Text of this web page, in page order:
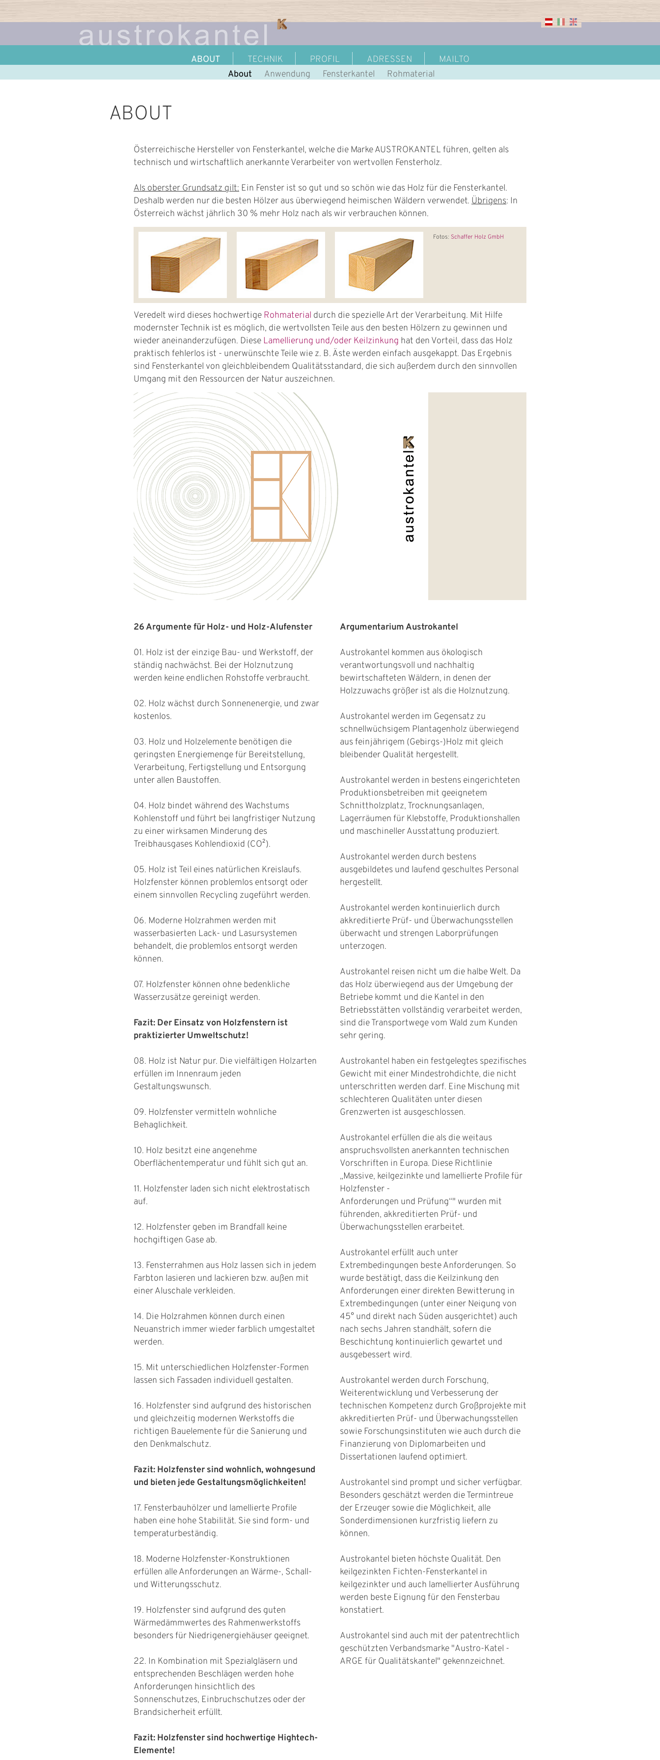
ABOUT TECHNIK PROFIL ADRESSEN
MAILTO
About
Anwendung Fensterkantel Rohmaterial
ABOUT
Österreichische Hersteller von Fensterkantel, welche die Marke AUSTROKANTEL führen, gelten als
technisch und wirtschaftlich anerkannte Verarbeiter von wertvollen Fensterholz.
Als oberster Grundsatz gilt: Ein Fenster ist so gut und so schön wie das Holz für die Fensterkantel.
Deshalb werden nur die besten Hölzer aus überwiegend heimischen Wäldern verwendet. Übrigens: In
Österreich wächst jährlich 30 % mehr Holz nach als wir verbrauchen können.
Fotos: Schaffer Holz GmbH
Veredelt wird dieses hochwertige Rohmaterial durch die spezielle Art der Verarbeitung. Mit Hilfe
modernster Technik ist es möglich, die wertvollsten Teile aus den besten Hölzern zu gewinnen und
wieder aneinanderzufügen. Diese Lamellierung und/oder Keilzinkung hat den Vorteil, dass das Holz
praktisch fehlerlos ist - unerwünschte Teile wie z. B. Äste werden einfach ausgekappt. Das Ergebnis
sind Fensterkantel von gleichbleibendem Qualitätsstandard, die sich außerdem durch den sinnvollen
Umgang mit den Ressourcen der Natur auszeichnen.
26 Argumente für Holz- und Holz-Alufenster
01. Holz ist der einzige Bau- und Werkstoff, der
ständig nachwächst. Bei der Holznutzung
werden keine endlichen Rohstoffe verbraucht.
02. Holz wächst durch Sonnenenergie, und zwar
kostenlos.
03. Holz und Holzelemente benötigen die
geringsten Energiemenge für Bereitstellung,
Verarbeitung, Fertigstellung und Entsorgung
unter allen Baustoffen.
04. Holz bindet während des Wachstums
Kohlenstoff und führt bei langfristiger Nutzung
zu einer wirksamen Minderung des
Treibhausgases Kohlendioxid (CO²).
05. Holz ist Teil eines natürlichen Kreislaufs.
Holzfenster können problemlos entsorgt oder
einem sinnvollen Recycling zugeführt werden.
06. Moderne Holzrahmen werden mit
wasserbasierten Lack- und Lasursystemen
behandelt, die problemlos entsorgt werden
können.
07. Holzfenster können ohne bedenkliche
Wasserzusätze gereinigt werden.
Fazit: Der Einsatz von Holzfenstern ist
praktizierter Umweltschutz!
08. Holz ist Natur pur. Die vielfältigen Holzarten
erfüllen im Innenraum jeden
Gestaltungswunsch.
09. Holzfenster vermitteln wohnliche
Behaglichkeit.
10. Holz besitzt eine angenehme
Oberflächentemperatur und fühlt sich gut an.
11. Holzfenster laden sich nicht elektrostatisch
auf.
12. Holzfenster geben im Brandfall keine
hochgiftigen Gase ab.
13. Fensterrahmen aus Holz lassen sich in jedem
Farbton lasieren und lackieren bzw. außen mit
einer Aluschale verkleiden.
14. Die Holzrahmen können durch einen
Neuanstrich immer wieder farblich umgestaltet
werden.
15. Mit unterschiedlichen Holzfenster-Formen
lassen sich Fassaden individuell gestalten.
16. Holzfenster sind aufgrund des historischen
und gleichzeitig modernen Werkstoffs die
richtigen Bauelemente für die Sanierung und
den Denkmalschutz.
Fazit: Holzfenster sind wohnlich, wohngesund
und bieten jede Gestaltungsmöglichkeiten!
17. Fensterbauhölzer und lamellierte Profile
haben eine hohe Stabilität. Sie sind form- und
temperaturbeständig.
18. Moderne Holzfenster-Konstruktionen
erfüllen alle Anforderungen an Wärme-, Schall-
und Witterungsschutz.
19. Holzfenster sind aufgrund des guten
Wärmedämmwertes des Rahmenwerkstoffs
besonders für Niedrigenergiehäuser geeignet.
22. In Kombination mit Spezialgläsern und
entsprechenden Beschlägen werden hohe
Anforderungen hinsichtlich des
Sonnenschutzes, Einbruchschutzes oder der
Brandsicherheit erfüllt.
Fazit: Holzfenster sind hochwertige Hightech-
Elemente!
Argumentarium Austrokantel
Austrokantel kommen aus ökologisch
verantwortungsvoll und nachhaltig
bewirtschafteten Wäldern, in denen der
Holzzuwachs größer ist als die Holznutzung.
Austrokantel werden im Gegensatz zu
schnellwüchsigem Plantagenholz überwiegend
aus feinjährigem (Gebirgs-)Holz mit gleich
bleibender Qualität hergestellt.
Austrokantel werden in bestens eingerichteten
Produktionsbetreiben mit geeignetem
Schnittholzplatz, Trocknungsanlagen,
Lagerräumen für Klebstoffe, Produktionshallen
und maschineller Ausstattung produziert.
Austrokantel werden durch bestens
ausgebildetes und laufend geschultes Personal
hergestellt.
Austrokantel werden kontinuierlich durch
akkreditierte Prüf- und Überwachungsstellen
überwacht und strengen Laborprüfungen
unterzogen.
Austrokantel reisen nicht um die halbe Welt. Da
das Holz überwiegend aus der Umgebung der
Betriebe kommt und die Kantel in den
Betriebsstätten vollständig verarbeitet werden,
sind die Transportwege vom Wald zum Kunden
sehr gering.
Austrokantel haben ein festgelegtes spezifisches
Gewicht mit einer Mindestrohdichte, die nicht
unterschritten werden darf. Eine Mischung mit
schlechteren Qualitäten unter diesen
Grenzwerten ist ausgeschlossen.
Austrokantel erfüllen die als die weitaus
anspruchsvollsten anerkannten technischen
Vorschriften in Europa. Diese Richtlinie
„Massive, keilgezinkte und lamellierte Profile für
Holzfenster -
Anforderungen und Prüfung“" wurden mit
führenden, akkreditierten Prüf- und
Überwachungsstellen erarbeitet.
Austrokantel erfüllt auch unter
Extrembedingungen beste Anforderungen. So
wurde bestätigt, dass die Keilzinkung den
Anforderungen einer direkten Bewitterung in
Extrembedingungen (unter einer Neigung von
45° und direkt nach Süden ausgerichtet) auch
nach sechs Jahren standhält, sofern die
Beschichtung kontinuierlich gewartet und
ausgebessert wird.
Austrokantel werden durch Forschung,
Weiterentwicklung und Verbesserung der
technischen Kompetenz durch Großprojekte mit
akkreditierten Prüf- und Überwachungsstellen
sowie Forschungsinstituten wie auch durch die
Finanzierung von Diplomarbeiten und
Dissertationen laufend optimiert.
Austrokantel sind prompt und sicher verfügbar.
Besonders geschätzt werden die Termintreue
der Erzeuger sowie die Möglichkeit, alle
Sonderdimensionen kurzfristig liefern zu
können.
Austrokantel bieten höchste Qualität. Den
keilgezinkten Fichten-Fensterkantel in
keilgezinkter und auch lamellierter Ausführung
werden beste Eignung für den Fensterbau
konstatiert.
Austrokantel sind auch mit der patentrechtlich
geschützten Verbandsmarke "Austro-Katel -
ARGE für Qualitätskantel" gekennzeichnet.